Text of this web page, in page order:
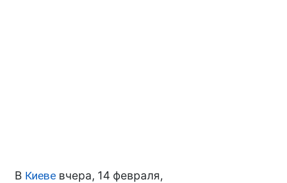
В Киеве вчера, 14 февраля,